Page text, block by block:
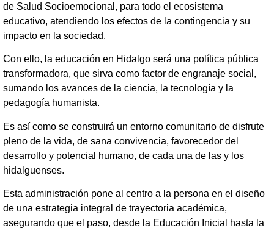
de Salud Socioemocional, para todo el ecosistema
educativo, atendiendo los efectos de la contingencia y su
impacto en la sociedad.
Con ello, la educación en Hidalgo será una política pública
transformadora, que sirva como factor de engranaje social,
sumando los avances de la ciencia, la tecnología y la
pedagogía humanista.
Es así como se construirá un entorno comunitario de disfrute
pleno de la vida, de sana convivencia, favorecedor del
desarrollo y potencial humano, de cada una de las y los
hidalguenses.
Esta administración pone al centro a la persona en el diseño
de una estrategia integral de trayectoria académica,
asegurando que el paso, desde la Educación Inicial hasta la